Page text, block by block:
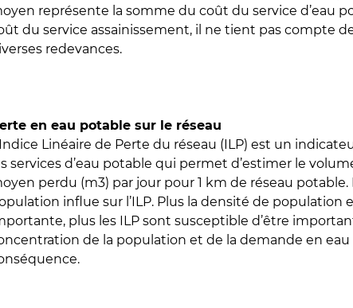
représente la somme du coût du service d’eau
du service assainissement, il ne tient pas compte
redevances.
en eau potable sur le réseau
Linéaire de Perte du réseau (ILP) est un
services d’eau potable qui permet d’estimer le
perdu (m3) par jour pour 1 km de réseau potable.
influe sur l’ILP. Plus la densité de population
plus les ILP sont susceptible d’être
de la population et de la demande en eau